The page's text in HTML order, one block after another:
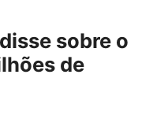
sobre o
de